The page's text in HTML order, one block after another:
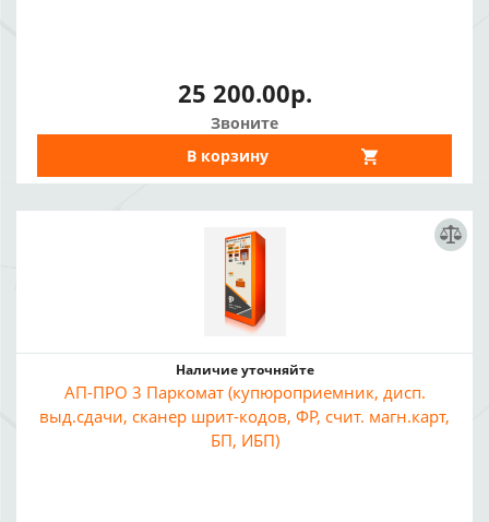
25 200.00р.
Звоните
В корзину
Наличие уточняйте
АП-ПРО 3 Паркомат (купюроприемник, дисп.
выд.сдачи, сканер шрит-кодов, ФР, счит. магн.карт,
БП, ИБП)